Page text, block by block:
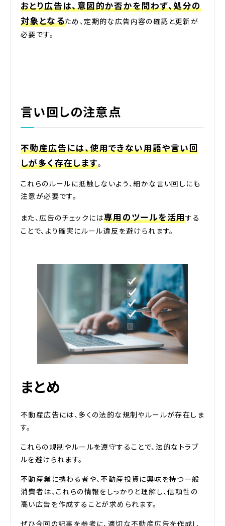
おとり広告は、意図的か否かを問わず、処分の
対象となるため、定期的な広告内容の確認と更新が
必要です。
言い回しの注意点
不動産広告には、使用できない用語や言い回
しが多く存在します。
これらのルールに抵触しないよう、細かな言い回しにも
注意が必要です。
また、広告のチェックには専用のツールを活用する
ことで、より確実にルール違反を避けられます。
まとめ
不動産広告には、多くの法的な規制やルールが存在しま
す。
これらの規制やルールを遵守することで、法的なトラブ
ルを避けられます。
不動産業に携わる者や、不動産投資に興味を持つ一般
消費者は、これらの情報をしっかりと理解し、信頼性の
高い広告を作成することが求められます。
ぜひ今回の記事を参考に、適切な不動産広告を作成し